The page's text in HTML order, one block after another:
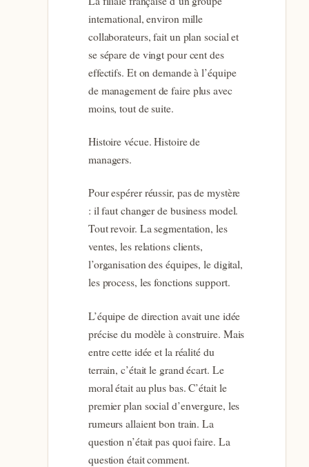
international, environ mille
collaborateurs, fait un plan social et
se sépare de vingt pour cent des
effectifs. Et on demande à l’équipe
de management de faire plus avec
moins, tout de suite.
Histoire vécue. Histoire de
managers.
Pour espérer réussir, pas de mystère
: il faut changer de business model.
Tout revoir. La segmentation, les
ventes, les relations clients,
l’organisation des équipes, le digital,
les process, les fonctions support.
L’équipe de direction avait une idée
précise du modèle à construire. Mais
entre cette idée et la réalité du
terrain, c’était le grand écart. Le
moral était au plus bas. C’était le
premier plan social d’envergure, les
rumeurs allaient bon train. La
question n’était pas quoi faire. La
question était comment.